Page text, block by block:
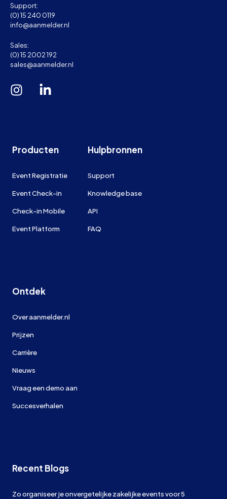
Support:
(0) 15 240 0119
info@aanmelder.nl
Sales:
(0) 15 2002 192
sales@aanmelder.nl
Producten
Event Registratie
Event Check-in
Check-in Mobile
Event Platform
Hulpbronnen
Support
Knowledge base
API
FAQ
Ontdek
Over aanmelder.nl
Prijzen
Carrière
Nieuws
Vraag een demo aan
Succesverhalen
Recent Blogs
Zo organiseer je onvergetelijke zakelijke events voor 5